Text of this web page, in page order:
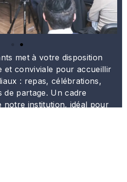
met à votre disposition
et conviviale pour accueillir
: repas, célébrations,
de partage. Un cadre
institution, idéal pour